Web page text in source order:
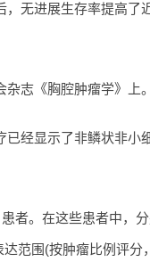
，无进展生存率提高了
志《胸腔肿瘤学》上。
经显示了非鳞状非小
者。在这些患者中，
范围(按肿瘤比例评